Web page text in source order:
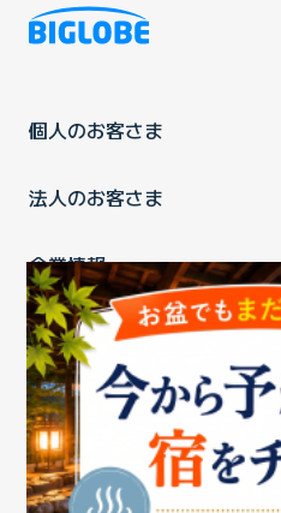
個人のお客さま
法人のお客さま
企業情報
ご利用中の方
お問い合わせ消費税の表示 ウェ
個人情報保護ポリシープライバシ
特定商取引法に基づく表記情報
商標についてBIGLOBEトップ